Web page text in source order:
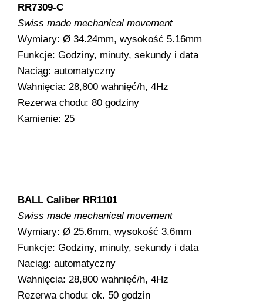
RR7309-C
Swiss made mechanical movement
Wymiary: Ø 34.24mm, wysokość 5.16mm
Funkcje: Godziny, minuty, sekundy i data
Naciąg: automatyczny
Wahnięcia: 28,800 wahnięć/h, 4Hz
Rezerwa chodu: 80 godziny
Kamienie: 25
BALL Caliber RR1101
Swiss made mechanical movement
Wymiary: Ø 25.6mm, wysokość 3.6mm
Funkcje: Godziny, minuty, sekundy i data
Naciąg: automatyczny
Wahnięcia: 28,800 wahnięć/h, 4Hz
Rezerwa chodu: ok. 50 godzin